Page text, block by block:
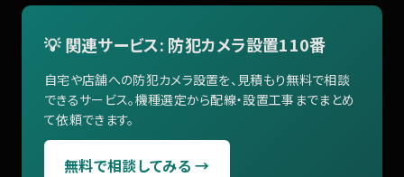
💡 関連サービス: 防犯カメラ設置110番
自宅や店舗への防犯カメラ設置を、見積もり無料で相談
できるサービス。機種選定から配線・設置工事までまとめ
て依頼できます。
無料で相談してみる →